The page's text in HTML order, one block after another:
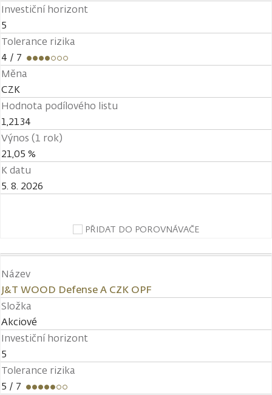
Investiční horizont
5
Tolerance rizika
4 / 7
Měna
CZK
Hodnota podílového listu
1,2134
Výnos (1 rok)
21,05 %
K datu
5. 8. 2026
PŘIDAT DO POROVNÁVAČE
Název
J&T WOOD Defense A CZK OPF
Složka
Akciové
Investiční horizont
5
Tolerance rizika
5 / 7